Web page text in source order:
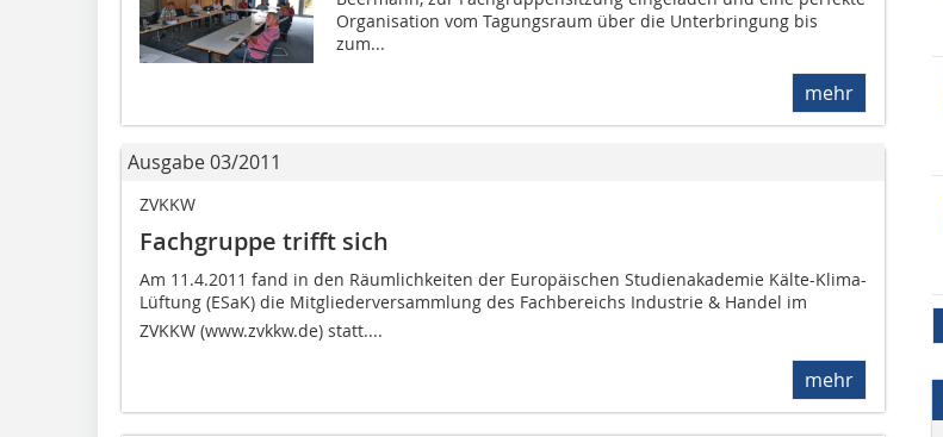
Organisation vom Tagungsraum über die Unterbringung bis
zum...
mehr
Ausgabe 03/2011
ZVKKW
Fachgruppe trifft sich
Am 11.4.2011 fand in den Räumlichkeiten der Europäischen Studienakademie Kälte-Klima-
Lüftung (ESaK) die Mitgliederversammlung des Fachbereichs Industrie & Handel im
ZVKKW (www.zvkkw.de) statt....
mehr